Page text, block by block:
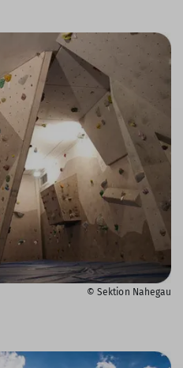
© Sektion Nahegau